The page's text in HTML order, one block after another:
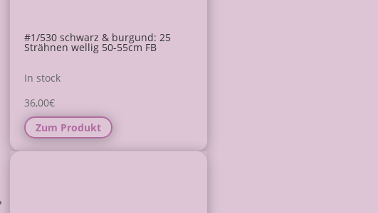
#1/530 schwarz & burgund: 25
Strähnen wellig 50-55cm FB
In stock
36,00€
Zum Produkt